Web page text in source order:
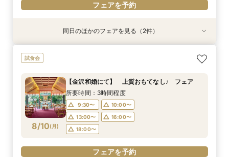
フェアを予約
8/9(日)
9:30〜
10:00〜
13:00〜
16:00〜
18:00〜
フェアを予約
8/9(日)
2026年12月までの挙式をお考えのお2人へ 宿
13:00〜
16:00〜
18:00〜
フェアを予約
同日のほかのフェアを見る（2件）
試食会
8/10(月)
【金沢和婚にて】 上質おもてなし♪ フェア
所要時間：3時間程度
9:30〜
10:00〜
13:00〜
16:00〜
18:00〜
フェアを予約